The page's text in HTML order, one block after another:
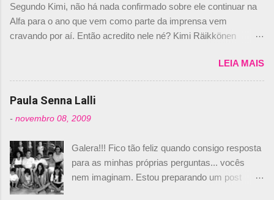
não será o companheiro de Bruno Senna em
2010. "Na verdade, nós recebemos uma oferta
de Piquet", admitiu Audetto. “Mas depois de ter
dois brasileiros”, explicou, dizendo ainda que
não tem nada contra o filho do tricampeão
Nelson Piquet. “Ele é um bom piloto, rápido e
experiente.” Audetto disse ainda que a suposta
não corresponde à realidade. “O suposto 15%
de investimento seria menor do que aquilo que
outros pilotos podem trazer: italianos, r...
Segundo Kimi, não há nada confirmado sobre ele continuar na
Alfa para o ano que vem como parte da imprensa vem
cravando por aí. Então acredito nele né? Kimi Räikkönen
truth but I’ve never had an option in my contract so that’s
should, pretty much, tell you that it’s not true." #Kimi7 #EifelGP
#AlfaRomeoRacing pic.twitter.com/77EDVn39Ia — Kimi
Romain falando sobre o fato do Iceman estar há tantos anos na
@RGrosjean ! #EifelGP 🇩🇪 #F1
pic.twitter.com/GSAu1LWnwW — Formula 1 (@F1) October 8,
2020 Beijinhos, Ludy
LEIA MAIS
Paula Senna Lalli
- novembro 08, 2009
Galera!!! Fico tão feliz quando consigo resposta
para as minhas próprias perguntas... vocês
nem imaginam. Estou preparando um post